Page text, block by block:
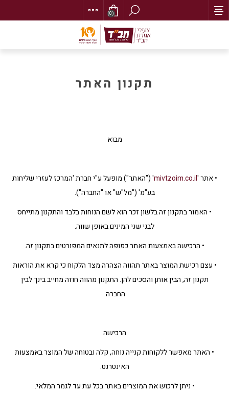
(0)
תקנון האתר
מבוא
• אתר 'mivtzoim.co.il' ("האתר") מופעל ע"י חברת 'המרכז לעזרי שליחות
בע"מ' ("מל"ש" או "החברה").
• האמור בתקנון זה בלשון זכר הוא לשם הנוחות בלבד והתקנון מתייחס
לבני שני המינים באופן שווה.
• הרכישה באמצעות האתר כפופה לתנאים המפורטים בתקנון זה.
• עצם רכישת המוצר באתר תהווה הצהרה מצד הלקוח כי קרא את הוראות
תקנון זה, הבין אותן והסכים להן. התקנון מהווה חוזה מחייב בינך לבין
החברה.
הרכישה
• האתר מאפשר ללקוחות קנייה נוחה, קלה ובטוחה של המוצר באמצעות
האינטרנט.
• ניתן לרכוש את המוצרים באתר בכל עת עד לגמר המלאי.